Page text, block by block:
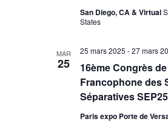
San Diego, CA & Virtual
States
MAR
25
16ème Congrès
Francophone des
Séparatives SEP25
25 mars 2025 -27 mars
Paris expo Porte de